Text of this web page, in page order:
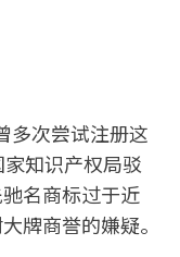
多次尝试注册这
知识产权局驳
名商标过于近
牌商誉的嫌疑。